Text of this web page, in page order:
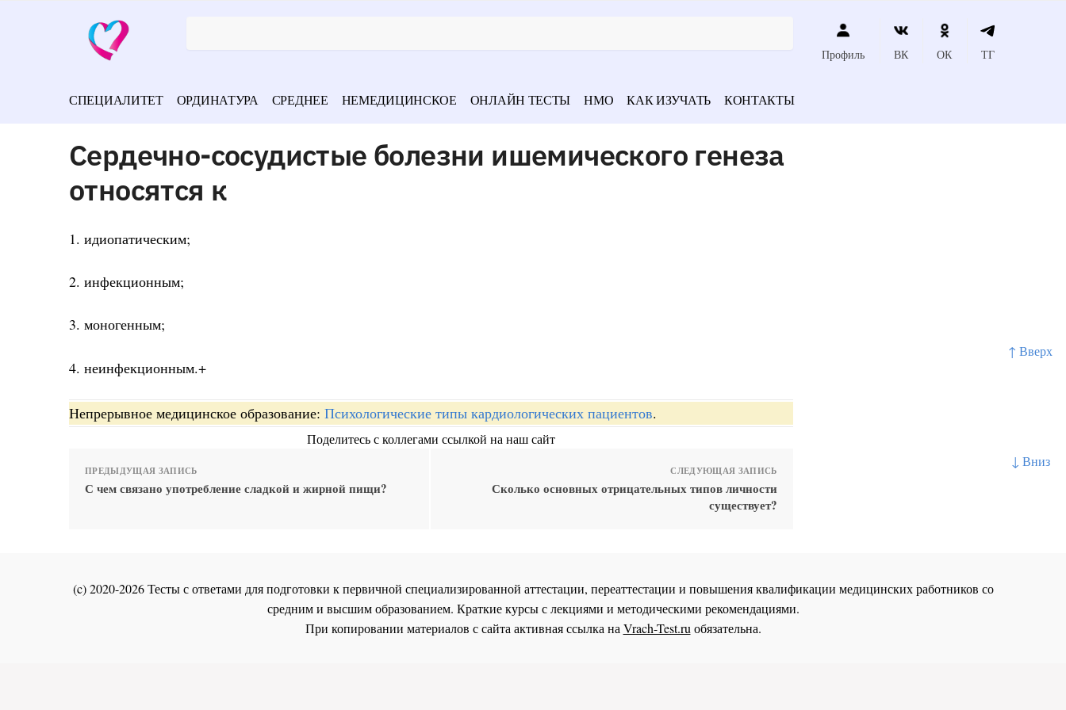
↑ Вверх
↓ Вниз
Профиль ВК ОК ТГ
СПЕЦИАЛИТЕТ ОРДИНАТУРА СРЕДНЕЕ НЕМЕДИЦИНСКОЕ ОНЛАЙН ТЕСТЫ НМО КАК ИЗУЧАТЬ КОНТАКТЫ
Сердечно-сосудистые болезни ишемического генеза
относятся к
1. идиопатическим;
2. инфекционным;
3. моногенным;
4. неинфекционным.+
Непрерывное медицинское образование: Психологические типы кардиологических пациентов.
Поделитесь с коллегами ссылкой на наш сайт
ПРЕДЫДУЩАЯ ЗАПИСЬ
С чем связано употребление сладкой и жирной пищи?
СЛЕДУЮЩАЯ ЗАПИСЬ
Сколько основных отрицательных типов личности
существует?
(c) 2020-2026 Тесты с ответами для подготовки к первичной специализированной аттестации, переаттестации и повышения квалификации медицинских работников со
средним и высшим образованием. Краткие курсы с лекциями и методическими рекомендациями.
При копировании материалов с сайта активная ссылка наVrach-Test.ruобязательна.